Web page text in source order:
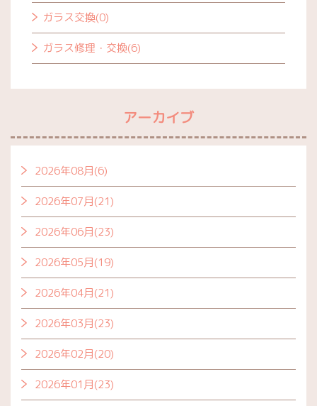
ガラス交換(0)
ガラス修理・交換(6)
アーカイブ
2026年08月(6)
2026年07月(21)
2026年06月(23)
2026年05月(19)
2026年04月(21)
2026年03月(23)
2026年02月(20)
2026年01月(23)